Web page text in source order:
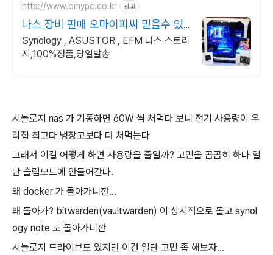
http://www.omypc.co.kr 광고
나스 장비 판매 오마이피씨 믿을수 있
는 24년차 쇼핑몰
Synology , ASUSTOR , EFM 나스 스토리
지,100%정품,당일발송
시놀로지 nas 가 기동하면 60W 씩 처먹다 보니 전기 사용량이 우
리집 최고다 냉장고보다 더 처먹는다
그래서 이걸 어떻게 하면 사용량을 줄일까? 고민을 곰곰히 하다 일
단 슬립모드에 안들어간다.
왜 docker 가 돌아가니깐...
왜 돌아가? bitwarden(vaultwarden) 이 상시적으로 돌고 synol
ogy note 도 돌아가니깐
시놀로지 드라이브도 있지만 이건 일단 고민 좀 해보자...